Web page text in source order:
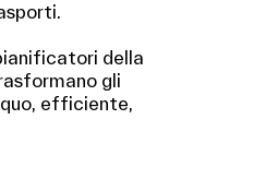
della
gli
efficiente,